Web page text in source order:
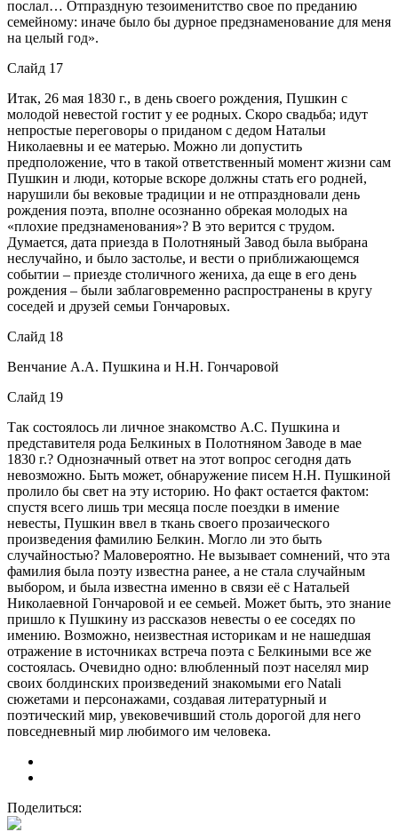
послал… Отпраздную тезоименитство свое по преданию
семейному: иначе было бы дурное предзнаменование для меня
на целый год».
Слайд 17
Итак, 26 мая 1830 г., в день своего рождения, Пушкин с
молодой невестой гостит у ее родных. Скоро свадьба; идут
непростые переговоры о приданом с дедом Натальи
Николаевны и ее матерью. Можно ли допустить
предположение, что в такой ответственный момент жизни сам
Пушкин и люди, которые вскоре должны стать его родней,
нарушили бы вековые традиции и не отпраздновали день
рождения поэта, вполне осознанно обрекая молодых на
«плохие предзнаменования»? В это верится с трудом.
Думается, дата приезда в Полотняный Завод была выбрана
неслучайно, и было застолье, и вести о приближающемся
событии – приезде столичного жениха, да еще в его день
рождения – были заблаговременно распространены в кругу
соседей и друзей семьи Гончаровых.
Слайд 18
Венчание А.А. Пушкина и Н.Н. Гончаровой
Слайд 19
Так состоялось ли личное знакомство А.С. Пушкина и
представителя рода Белкиных в Полотняном Заводе в мае
1830 г.? Однозначный ответ на этот вопрос сегодня дать
невозможно. Быть может, обнаружение писем Н.Н. Пушкиной
пролило бы свет на эту историю. Но факт остается фактом:
спустя всего лишь три месяца после поездки в имение
невесты, Пушкин ввел в ткань своего прозаического
произведения фамилию Белкин. Могло ли это быть
случайностью? Маловероятно. Не вызывает сомнений, что эта
фамилия была поэту известна ранее, а не стала случайным
выбором, и была известна именно в связи её с Натальей
Николаевной Гончаровой и ее семьей. Может быть, это знание
пришло к Пушкину из рассказов невесты о ее соседях по
имению. Возможно, неизвестная историкам и не нашедшая
отражение в источниках встреча поэта с Белкиными все же
состоялась. Очевидно одно: влюбленный поэт населял мир
своих болдинских произведений знакомыми его Natali
сюжетами и персонажами, создавая литературный и
поэтический мир, увековечивший столь дорогой для него
повседневный мир любимого им человека.
Поделиться: